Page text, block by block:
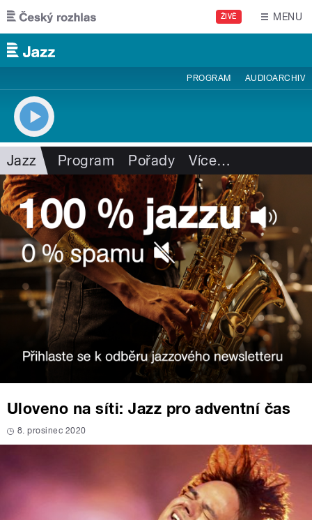
Přejít k hlavnímu obsahu
ŽIVĚ MENU
PROGRAM AUDIOARCHIV
Jazz Program Pořady Více…
Uloveno na síti: Jazz pro adventní čas
8. prosinec 2020